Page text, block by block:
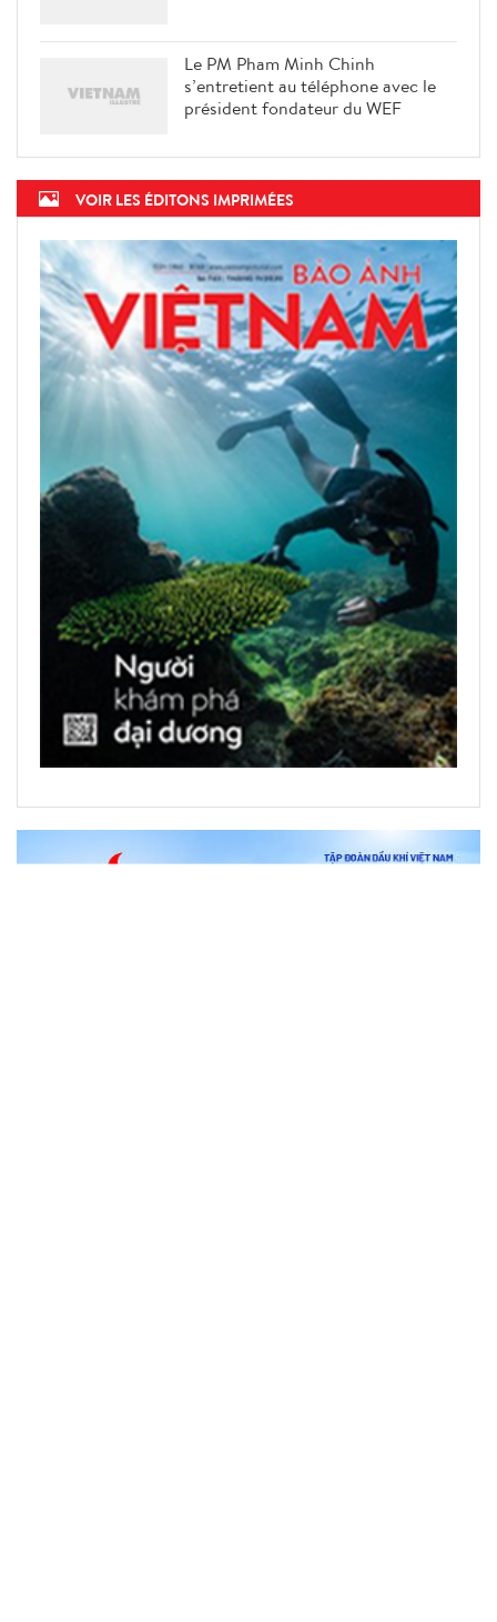
Le PM Pham Minh Chinh
s’entretient au téléphone avec le
président fondateur du WEF
VOIR LES ÉDITONS IMPRIMÉES